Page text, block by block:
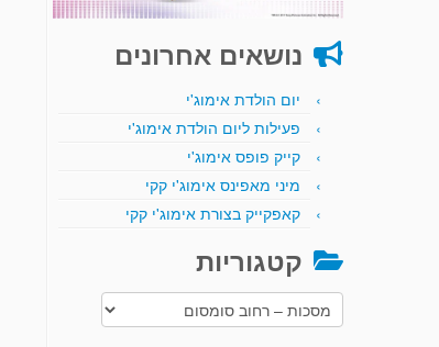
נושאים אחרונים
יום הולדת אימוג'י
פעילות ליום הולדת אימוג'י
קייק פופס אימוג'י
מיני מאפינס אימוג'י קקי
קאפקייק בצורת אימוג'י קקי
קטגוריות
קטגוריות